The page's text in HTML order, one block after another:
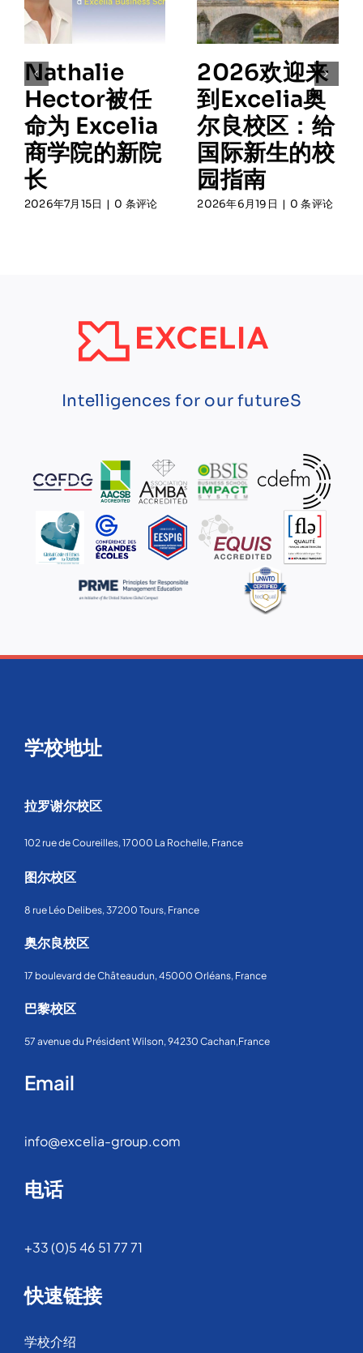
Nathalie
Hector被任
命为 Excelia
商学院的新院
长
2026年7月15日 | 0 条评论
2026欢迎来
到Excelia奥
尔良校区：给
国际新生的校
园指南
2026年6月19日 | 0 条评论
Intelligences for our futureS
学校地址
拉罗谢尔校区
102 rue de Coureilles, 17000 La Rochelle, France
图尔校区
8 rue Léo Delibes, 37200 Tours, France
奥尔良校区
17 boulevard de Châteaudun, 45000 Orléans, France
巴黎校区
57 avenue du Président Wilson, 94230 Cachan,France
Email
info@excelia-group.com
电话
+33 (0)5 46 51 77 71
快速链接
学校介绍